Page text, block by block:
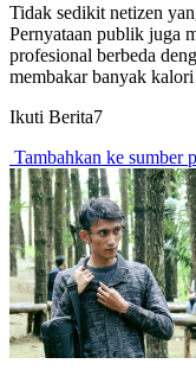
Tidak sedikit netizen
Pernyataan publik juga
profesional berbeda
membakar banyak
Ikuti Berita7
Tambahkan ke sumber